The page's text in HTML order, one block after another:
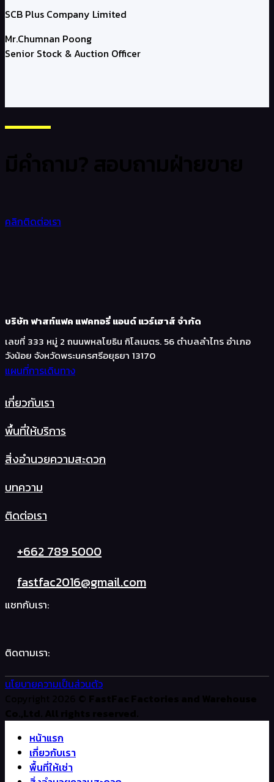
SCB Plus Company Limited
Mr.Chumnan Poong
Senior Stock & Auction Officer
คลิกติดต่อเรา
บริษัท ฟาสท์แฟค แฟคทอรี่ แอนด์ แวร์เฮาส์ จำกัด
เลขที่ 333 หมู่ 2 ถนนพหลโยธิน กิโลเมตร. 56 ตำบลลำไทร อำเภอ
วังน้อย จังหวัดพระนครศรีอยุธยา 13170
แผนที่การเดินทาง
เกี่ยวกับเรา
พื้นที่ให้บริการ
สิ่งอำนวยความสะดวก
บทความ
ติดต่อเรา
+662 789 5000
fastfac2016@gmail.com
แชทกับเรา:
ติดตามเรา:
นโยบายความเป็นส่วนตัว
หน้าแรก
เกี่ยวกับเรา
พื้นที่ให้เช่า